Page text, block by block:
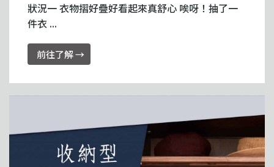
狀況一 衣物摺好疊好看起來真舒心 唉呀！抽了一
件衣 ...
前往了解 →